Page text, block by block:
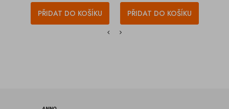
PŘIDAT DO KOŠÍKU PŘIDAT DO KOŠÍKU